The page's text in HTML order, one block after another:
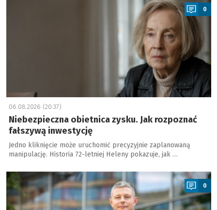
0
06.08.2026 (20:37)
Niebezpieczna obietnica zysku. Jak rozpoznać
fałszywą inwestycję
Jedno kliknięcie może uruchomić precyzyjnie zaplanowaną
manipulację. Historia 72-letniej Heleny pokazuje, jak …
a
0